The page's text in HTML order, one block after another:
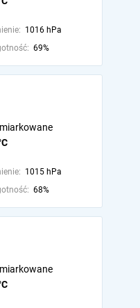
1016 hPa
69%
1015 hPa
68%